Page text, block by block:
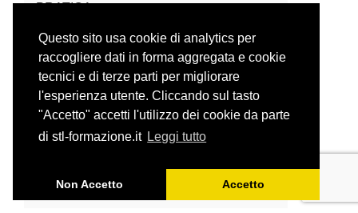
Questo sito usa cookie di analytics per
raccogliere dati in forma aggregata e cookie
tecnici e di terze parti per migliorare
l'esperienza utente. Cliccando sul tasto
"Accetto" accetti l'utilizzo dei cookie da parte
di stl-formazione.it Leggi tutto
Non Accetto Accetto
PRATICA
In questo corso imparerete a riconoscere
le funzioni e le caratteristiche dei brevetti
(con un focus sui brevetti scientifici,
medici e chimici) e a tradurli senza farvi
spaventare da espressioni e termini
all’apparenza astrusi.